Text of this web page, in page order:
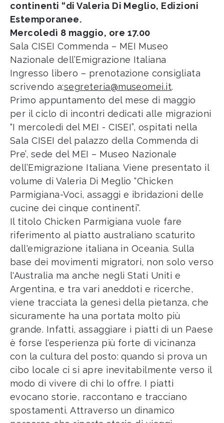
continenti “di Valeria Di Meglio, Edizioni
Estemporanee.
Mercoledì 8 maggio, ore 17.00
Sala CISEI Commenda – MEI Museo
Nazionale dell’Emigrazione Italiana
Ingresso libero – prenotazione consigliata
scrivendo a:segreteria@museomei.it.
Primo appuntamento del mese di maggio
per il ciclo di incontri dedicati alle migrazioni
“I mercoledì del MEI - CISEI”, ospitati nella
Sala CISEI del palazzo della Commenda di
Pre’, sede del MEI – Museo Nazionale
dell’Emigrazione Italiana. Viene presentato il
volume di Valeria Di Meglio “Chicken
Parmigiana-Voci, assaggi e ibridazioni delle
cucine dei cinque continenti”.
Il titolo Chicken Parmigiana vuole fare
riferimento al piatto australiano scaturito
dall'emigrazione italiana in Oceania. Sulla
base dei movimenti migratori, non solo verso
l'Australia ma anche negli Stati Uniti e
Argentina, e tra vari aneddoti e ricerche,
viene tracciata la genesi della pietanza, che
sicuramente ha una portata molto più
grande. Infatti, assaggiare i piatti di un Paese
è forse l'esperienza più forte di vicinanza
con la cultura del posto: quando si prova un
cibo locale ci si apre inevitabilmente verso il
modo di vivere di chi lo offre. I piatti
evocano storie, raccontano e tracciano
spostamenti. Attraverso un dinamico